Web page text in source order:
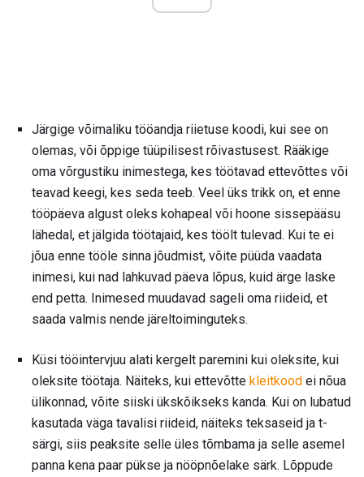
Järgige võimaliku tööandja riietuse koodi, kui see on
olemas, või õppige tüüpilisest rõivastusest. Rääkige
oma võrgustiku inimestega, kes töötavad ettevõttes või
teavad keegi, kes seda teeb. Veel üks trikk on, et enne
tööpäeva algust oleks kohapeal või hoone sissepääsu
lähedal, et jälgida töötajaid, kes töölt tulevad. Kui te ei
jõua enne tööle sinna jõudmist, võite püüda vaadata
inimesi, kui nad lahkuvad päeva lõpus, kuid ärge laske
end petta. Inimesed muudavad sageli oma riideid, et
saada valmis nende järeltoiminguteks.
Küsi tööintervjuu alati kergelt paremini kui oleksite, kui
oleksite töötaja. Näiteks, kui ettevõtte kleitkood ei nõua
ülikonnad, võite siiski ükskõikseks kanda. Kui on lubatud
kasutada väga tavalisi riideid, näiteks teksaseid ja t-
särgi, siis peaksite selle üles tõmbama ja selle asemel
panna kena paar pükse ja nööpnõelake särk. Lõppude